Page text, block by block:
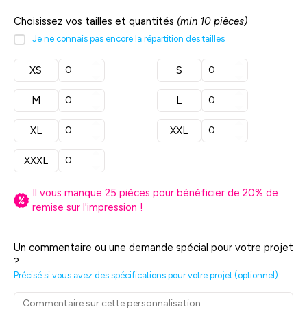
Choisissez vos tailles et quantités (min 10 pièces)
Je ne connais pas encore la répartition des tailles
XS S
M L
XL XXL
XXXL
Il vous manque 25 pièces pour bénéficier de 20% de
remise sur l'impression !
Un commentaire ou une demande spécial pour votre projet
?
Précisé si vous avez des spécifications pour votre projet (optionnel)